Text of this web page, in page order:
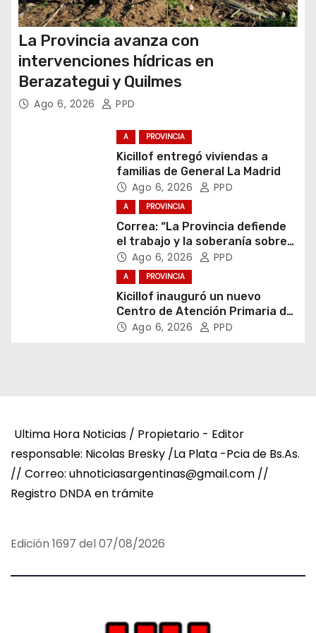
La Provincia avanza con
intervenciones hídricas en
Berazategui y Quilmes
Ago 6, 2026 PPD
A PROVINCIA
Kicillof entregó viviendas a
familias de General La Madrid
Ago 6, 2026 PPD
A PROVINCIA
Correa: “La Provincia defiende
el trabajo y la soberanía sobre
puertos y ríos”
Ago 6, 2026 PPD
A PROVINCIA
Kicillof inauguró un nuevo
Centro de Atención Primaria de
la Salud
Ago 6, 2026 PPD
Ultima Hora Noticias / Propietario - Editor
responsable: Nicolas Bresky /La Plata -Pcia de Bs.As.
// Correo: uhnoticiasargentinas@gmail.com //
Registro DNDA en trámite
Edición 1697 del 07/08/2026